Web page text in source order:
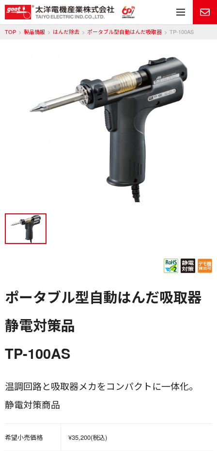
メ
TOP 製品情報 はんだ除去 ポータブル型自動はんだ吸取器 TP-100AS
ポータブル型自動はんだ吸取器
静電対策品
TP-100AS
温調回路と吸取器メカをコンパクトに一体化。
静電対策商品
希望小売価格 ¥35,200(税込)